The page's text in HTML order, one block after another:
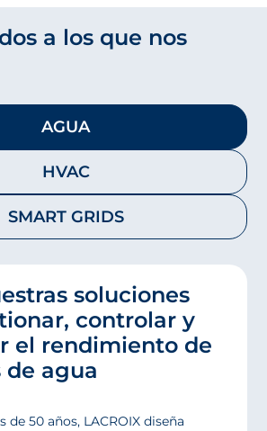
a los que nos
AGUA
HVAC
SMART GRIDS
soluciones
controlar y
el rendimiento de
de agua
de 50 años, LACROIX diseña